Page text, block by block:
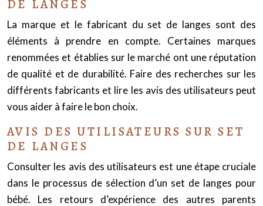
DE LANGES
La marque et le fabricant du set de langes sont des
éléments à prendre en compte. Certaines marques
renommées et établies sur le marché ont une réputation
de qualité et de durabilité. Faire des recherches sur les
différents fabricants et lire les avis des utilisateurs peut
vous aider à faire le bon choix.
AVIS DES UTILISATEURS SUR SET
DE LANGES
Consulter les avis des utilisateurs est une étape cruciale
dans le processus de sélection d’un set de langes pour
bébé. Les retours d’expérience des autres parents